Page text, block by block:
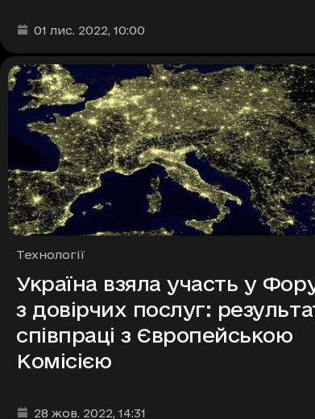
Дата та час публікації
01 лис. 2022, 10:00
Рубрики
Технології
Україна взяла участь у
з довірчих послуг:
співпраці з Європейською
Комісією
Дата та час публікації
28 жов. 2022, 14:31